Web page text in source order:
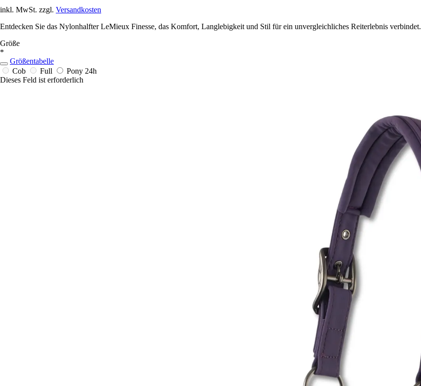
inkl. MwSt. zzgl. Versandkosten
Entdecken Sie das Nylonhalfter LeMieux Finesse, das Komfort, Langlebigkeit und Stil für ein unvergleichliches Reiterlebnis verbindet.
Größe
*
Größentabelle
Cob
Full Pony 24h
Dieses Feld ist erforderlich